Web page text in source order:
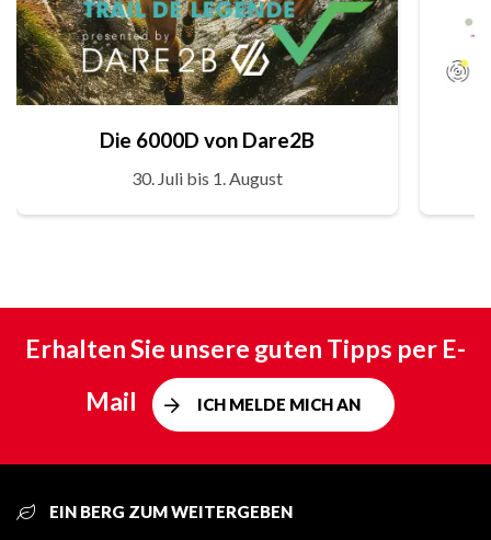
Die 6000D von Dare2B
30. Juli bis 1. August
Erhalten Sie unsere guten Tipps per E-
Mail
ICH MELDE MICH AN
EIN BERG ZUM WEITERGEBEN